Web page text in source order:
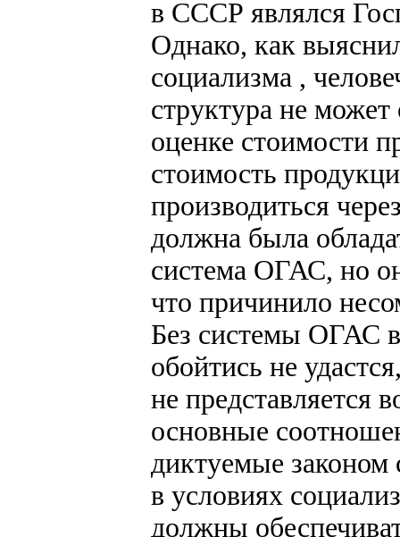
в СССР являлся
Однако, как
социализма ,
структура не
оценке стоимости
стоимость
производиться
должна была
система ОГАС, но
что причинило
Без системы ОГАС
обойтись не
не представляется
основные
диктуемые законом
в условиях
должны